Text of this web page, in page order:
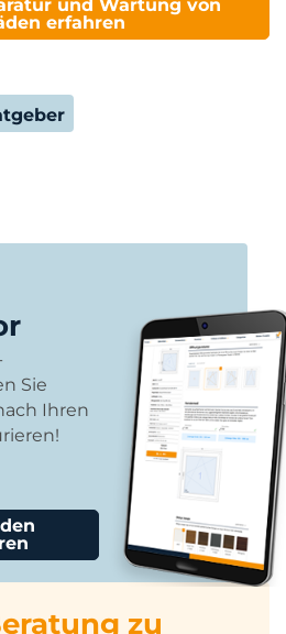
und Wartung von
erfahren
Sie
Ihren
zu